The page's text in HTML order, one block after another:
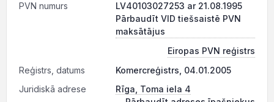
PVN numurs
LV40103027253 ar 21.08.1995
Pārbaudīt VID tiešsaistē PVN
maksātājus
Eiropas PVN reģistrs
Reģistrs, datums
Komercreģistrs, 04.01.2005
Juridiskā adrese
Rīga, Toma iela 4